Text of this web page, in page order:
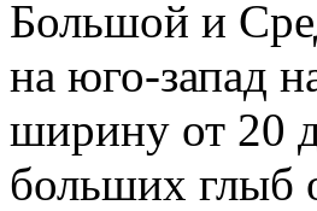
Большой и
на юго-запад
ширину от 20
больших глыб